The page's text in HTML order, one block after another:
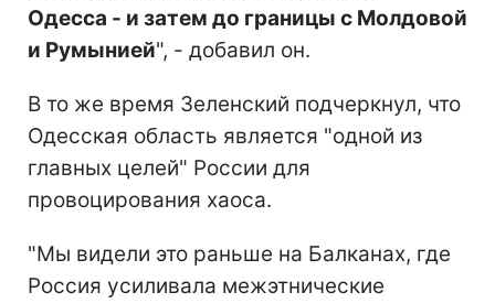
Одесса - и затем до границы с Молдовой
и Румынией", - добавил он.
В то же время Зеленский подчеркнул, что
Одесская область является "одной из
главных целей" России для
провоцирования хаоса.
"Мы видели это раньше на Балканах, где
Россия усиливала межэтнические